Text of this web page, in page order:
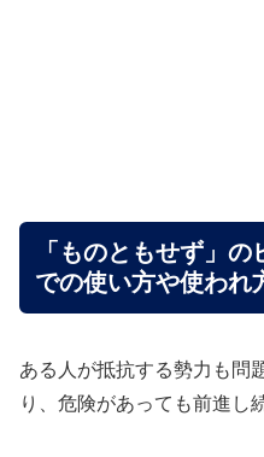
「ものともせず」
での使い方や使われ
ある人が抵抗する勢力も問
り、危険があっても前進し